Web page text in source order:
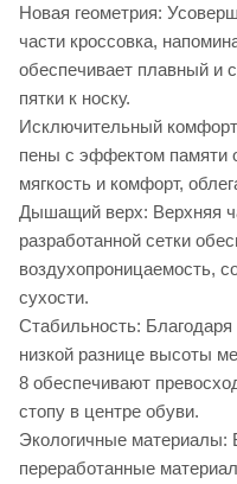
Новая геометрия:
части кроссовка,
обеспечивает плавный и
пятки к носку.
Исключительный
пены с эффектом памяти
мягкость и комфорт,
Дышащий верх: Верхняя
разработанной сетки
воздухопроницаемость,
сухости.
Стабильность:
низкой разнице высоты
8 обеспечивают
стопу в центре обуви.
Экологичные материалы:
переработанные